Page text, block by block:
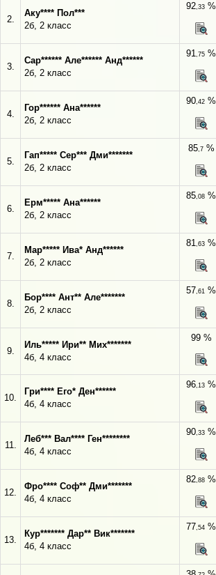
2.
Аку**** Пол***
2б, 2 класс
92,33 %
3.
Сар****** Але****** Анд******
2б, 2 класс
91,75 %
4.
Гор****** Ана******
2б, 2 класс
90,42 %
5.
Гап***** Сер*** Дми*******
2б, 2 класс
85,7%
6.
Ерм***** Ана******
2б, 2 класс
85,08 %
7.
Мар***** Ива* Анд******
2б, 2 класс
81,63 %
8.
Бор**** Ант** Але*******
2б, 2 класс
57,61 %
9.
Иль***** Ири** Мих*******
4б, 4 класс
99 %
10.
Гри**** Его* Ден******
4б, 4 класс
96,13 %
11.
Леб*** Вал**** Ген********
4б, 4 класс
90,33 %
12.
Фро**** Соф** Дми*******
4б, 4 класс
82,88 %
13.
Кур******* Дар** Вик*******
4б, 4 класс
77,54 %